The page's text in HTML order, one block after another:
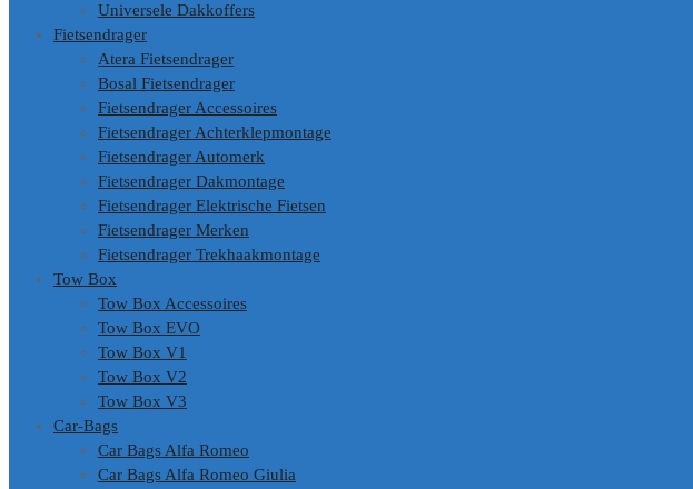
Universele Dakkoffers
Fietsendrager
Atera Fietsendrager
Bosal Fietsendrager
Fietsendrager Accessoires
Fietsendrager Achterklepmontage
Fietsendrager Automerk
Fietsendrager Dakmontage
Fietsendrager Elektrische Fietsen
Fietsendrager Merken
Fietsendrager Trekhaakmontage
Tow Box
Tow Box Accessoires
Tow Box EVO
Tow Box V1
Tow Box V2
Tow Box V3
Car-Bags
Car Bags Alfa Romeo
Car Bags Alfa Romeo Giulia